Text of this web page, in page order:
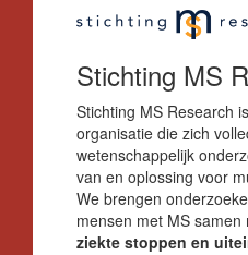
Stichting MS
Stichting MS Research
organisatie die zich
wetenschappelijk
van en oplossing voor
We brengen
mensen met MS samen
ziekte stoppen en